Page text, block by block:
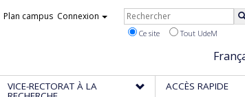
de
la
Plan campus Connexion Rechercher
Ce site Tout UdeM
VICE-RECTORAT À LA ACCÈS RAPIDE